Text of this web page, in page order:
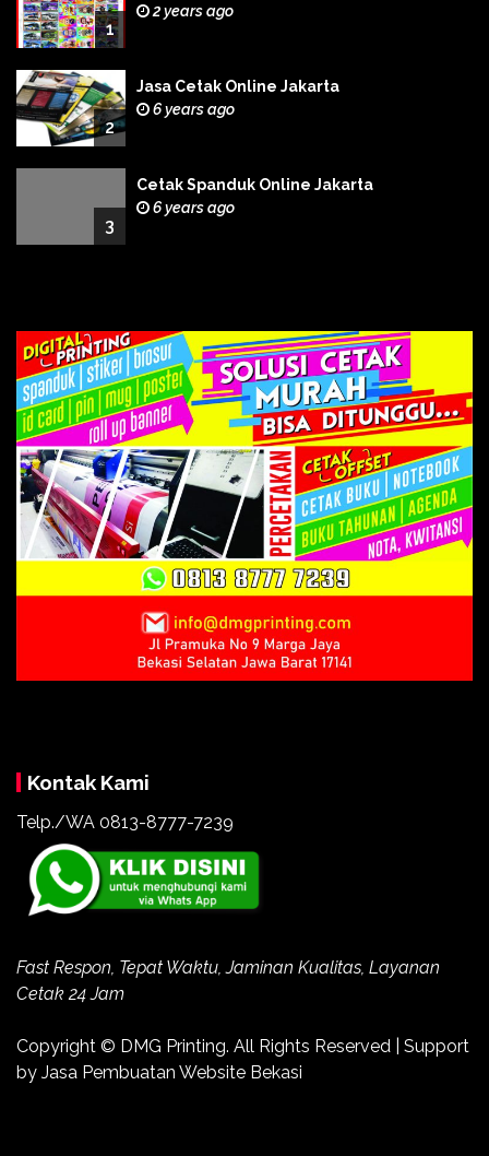
1
2 years ago
2
Jasa Cetak Online Jakarta
6 years ago
3
Cetak Spanduk Online Jakarta
6 years ago
Kontak Kami
Telp./WA 0813-8777-7239
Fast Respon, Tepat Waktu, Jaminan Kualitas, Layanan
Cetak 24 Jam
Copyright © DMG Printing. All Rights Reserved | Support
by Jasa Pembuatan Website Bekasi